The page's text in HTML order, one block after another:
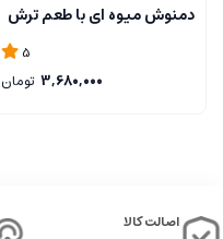
دمنوش میوه ای با طعم ترش
و شیرین بسته بندی پاکت 2005
3,680,000 تومان
اصالت کالا